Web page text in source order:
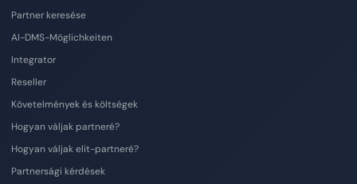
Partner keresése
AI-DMS-Möglichkeiten
Integrator
Reseller
Követelmények és költségek
Hogyan váljak partneré?
Hogyan váljak elit-partneré?
Partnersági kérdések